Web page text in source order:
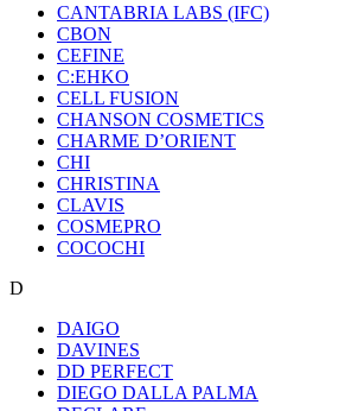
CANTABRIA LABS (IFC)
CBON
CEFINE
C:EHKO
CELL FUSION
CHANSON COSMETICS
CHARME D’ORIENT
CHI
CHRISTINA
CLAVIS
COSMEPRO
COCOCHI
D
DAIGO
DAVINES
DD PERFECT
DIEGO DALLA PALMA